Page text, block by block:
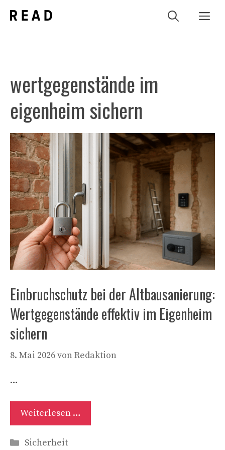
Inhalt
wertgegenstände im
eigenheim sichern
Einbruchschutz bei der Altbausanierung:
Wertgegenstände effektiv im Eigenheim
sichern
8. Mai 2026vonRedaktion
…
Weiterlesen …
Kategorien
Sicherheit